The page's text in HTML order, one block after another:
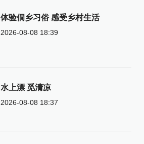
体验侗乡习俗 感受乡村生活
2026-08-08 18:39
水上漂 觅清凉
2026-08-08 18:37